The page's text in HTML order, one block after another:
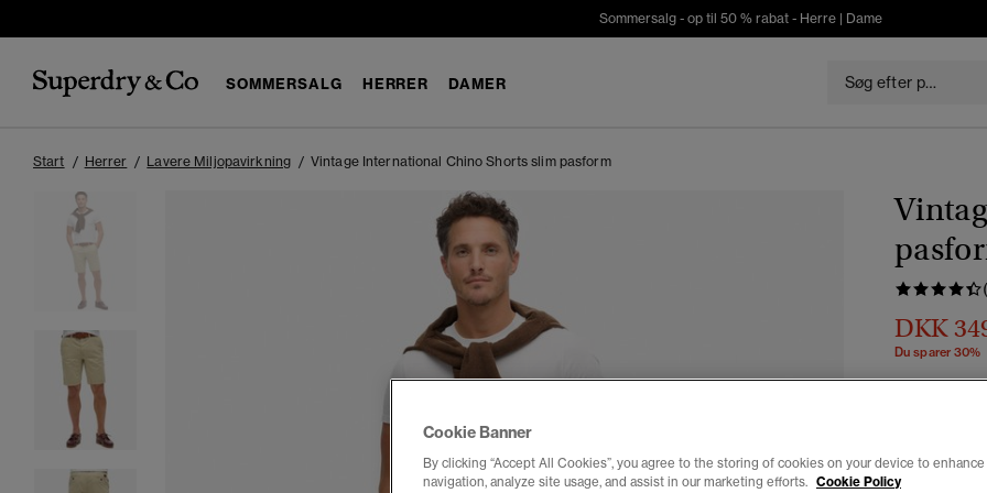
Sommersalg - op til 50 % rabat - Herre| Dame
SOMMERSALG HERRER DAMER
Start Herrer Lavere Miljopavirkning Vintage International Chino Shorts slim pasform
DKK
Du sparer 30%
Cookie Banner
By clicking “Accept All Cookies”, you agree to the storing of cookies on your device to
navigation, analyze site usage, and assist in our marketing efforts. Cookie Policy